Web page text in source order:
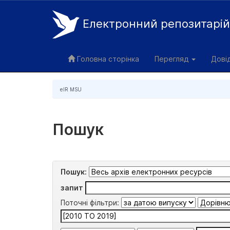
Електронний
Головна сторінка Перегляд
eIR MSU
Пошук
Пошук:
запит
Поточні фільтри: